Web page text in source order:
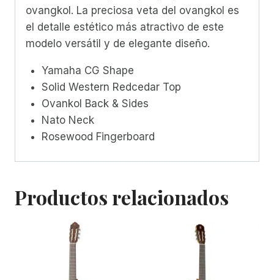
ovangkol. La preciosa veta del ovangkol es
el detalle estético más atractivo de este
modelo versátil y de elegante diseño.
Yamaha CG Shape
Solid Western Redcedar Top
Ovankol Back & Sides
Nato Neck
Rosewood Fingerboard
Productos relacionados